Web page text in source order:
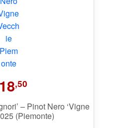
18,50
– Pinot Nero ‘Vigne
(Piemonte)